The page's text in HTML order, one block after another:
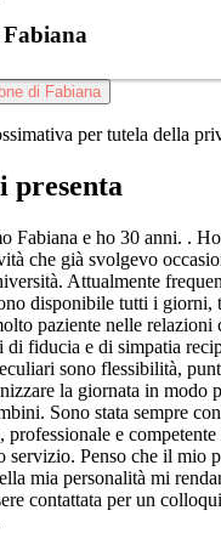
di Fabiana
per tutela della
presenta
Fabiana e ho 30 anni. .
che già svolgevo
Attualmente
disponibile tutti i giorni,
paziente nelle relazioni
di fiducia e di simpatia
sono flessibilità,
la giornata in modo
Sono stata sempre
e
servizio. Penso che il mio
mia personalità mi
contattata per un